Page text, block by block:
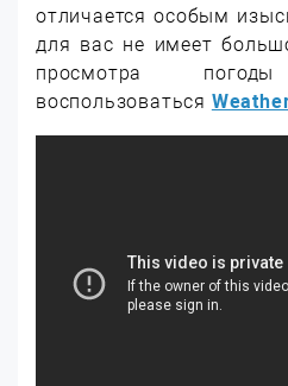
отличается особым
для вас не имеет
просмотра
воспользоваться